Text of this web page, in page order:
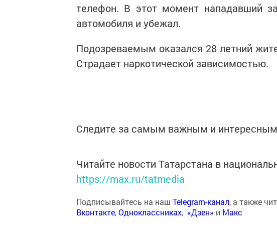
телефон. В этот момент нападавший
автомобиля и убежал.
Подозреваемым оказался 28 летний
Страдает наркотической зависимостью.
Следите за самым важным и
Читайте новости Татарстана в
https://max.ru/tatmedia
Подписывайтесь на наш Telegram-канал, а также
Вконтакте,Одноклассниках, «Дзен» и Макс